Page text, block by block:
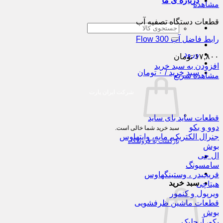
جستجو
برای:
ورود
سبد خرید /۰ تومان
سبد خرید شما خالی است.
بازگشت به فروشگاه
سبد خرید
مشاهده
قطعات دستگاه تصفیه آب
رابط فاضل آب Flow 300
۱۷,۸۰۰ تومان
افزودن به سبد خرید
مشاهده سریع
قطعات ساید بای ساید
دوو و بکو
جنرال الکتریک، مابه، وایتهاوس
بوش
ال جی
سامسونگ
فریجیدر ، وستینگهاوس
هیتاچی
ویرپول و کنمور
قطعات ماشین ظرفشویی
بوش